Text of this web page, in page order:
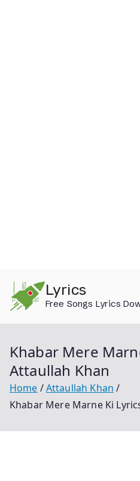
content
Lyrics
Free Songs Lyrics
Khabar Mere
Attaullah Khan
Home
Attaullah Khan
Khabar Mere Marne Ki